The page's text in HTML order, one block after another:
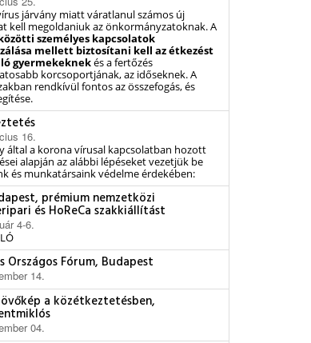
járvány miatt váratlanul számos új
kell megoldaniuk az önkormányzatoknak. A
személyes kapcsolatok
mellett biztosítani kell az étkezést
gyermekeknekés a fertőzés
korcsoportjának, az időseknek. A
rendkívül fontos az összefogás, és
16.
által a korona vírusal kapcsolatban hozott
alapján az alábbi lépéseket vezetjük be
és munkatársaink védelme érdekében:
prémium nemzetközi
és HoReCa szakkiállítást
4-6.
Országos Fórum, Budapest
14.
a közétkeztetésben,
04.